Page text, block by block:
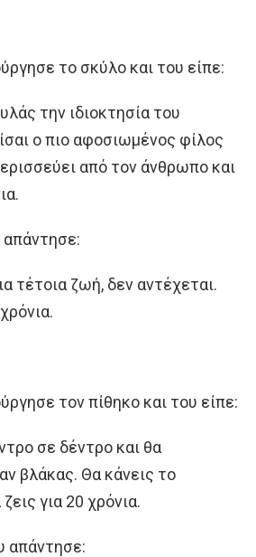
το σκύλο και του είπε:
την ιδιοκτησία του
ο πιο αφοσιωμένος φίλος
από τον άνθρωπο και
τέτοια ζωή, δεν αντέχεται.
τον πίθηκο και του είπε:
σε δέντρο και θα
βλάκας. Θα κάνεις το
για 20 χρόνια.
απάντησε: